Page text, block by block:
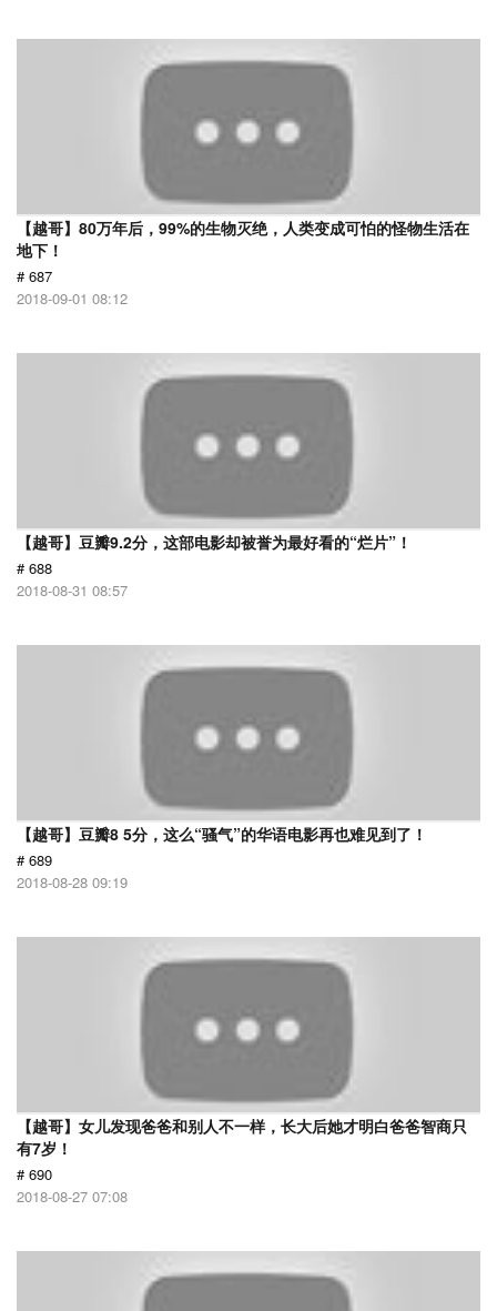
【越哥】80万年后，99%的生物灭绝，人类变成可怕的怪物生活在
地下！
# 687
2018-09-01 08:12
【越哥】豆瓣9.2分，这部电影却被誉为最好看的“烂片”！
# 688
2018-08-31 08:57
【越哥】豆瓣8 5分，这么“骚气”的华语电影再也难见到了！
# 689
2018-08-28 09:19
【越哥】女儿发现爸爸和别人不一样，长大后她才明白爸爸智商只
有7岁！
# 690
2018-08-27 07:08